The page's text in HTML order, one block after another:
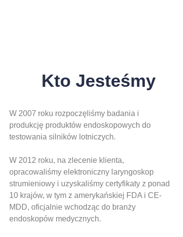
Kto Jesteśmy
W 2007 roku rozpoczęliśmy badania i
produkcję produktów endoskopowych do
testowania silników lotniczych.
W 2012 roku, na zlecenie klienta,
opracowaliśmy elektroniczny laryngoskop
strumieniowy i uzyskaliśmy certyfikaty z ponad
10 krajów, w tym z amerykańskiej FDA i CE-
MDD, oficjalnie wchodząc do branży
endoskopów medycznych.